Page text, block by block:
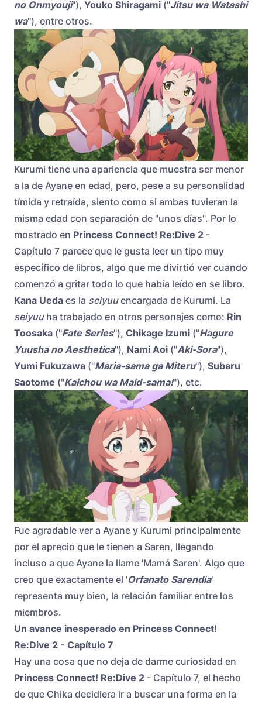
no Onmyouji"), Youko Shiragami ("Jitsu wa Watashi
wa"), entre otros.
Kurumi tiene una apariencia que muestra ser menor
a la de Ayane en edad, pero, pese a su personalidad
tímida y retraída, siento como si ambas tuvieran la
misma edad con separación de "unos días". Por lo
mostrado en Princess Connect! Re:Dive 2 -
Capítulo 7 parece que le gusta leer un tipo muy
específico de libros, algo que me divirtió ver cuando
comenzó a gritar todo lo que había leído en se libro.
Kana Ueda es la seiyuuencargada de Kurumi. La
seiyuuha trabajado en otros personajes como: Rin
Toosaka ("Fate Series"), Chikage Izumi ("Hagure
Yuusha no Aesthetica"), Nami Aoi ("Aki-Sora"),
Yumi Fukuzawa ("Maria-sama ga Miteru"), Subaru
Saotome ("Kaichou wa Maid-sama!"), etc.
Fue agradable ver a Ayane y Kurumi principalmente
por el aprecio que le tienen a Saren, llegando
incluso a que Ayane la llame 'Mamá Saren'. Algo que
creo que exactamente el 'Orfanato Sarendia'
representa muy bien, la relación familiar entre los
miembros.
Un avance inesperado en Princess Connect!
Re:Dive 2 - Capítulo 7
Hay una cosa que no deja de darme curiosidad en
Princess Connect! Re:Dive 2 - Capítulo 7, el hecho
de que Chika decidiera ir a buscar una forma en la